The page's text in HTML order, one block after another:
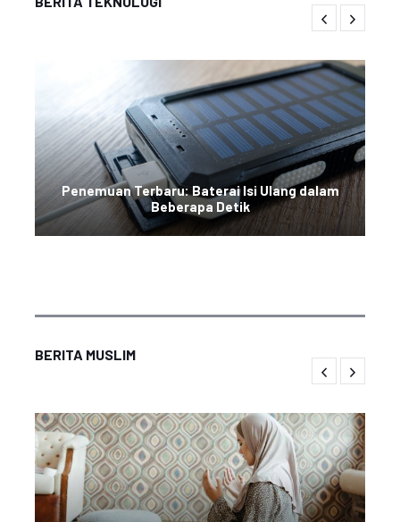
Penemuan Terbaru: Baterai Isi Ulang dalam
Beberapa Detik
BERITA MUSLIM